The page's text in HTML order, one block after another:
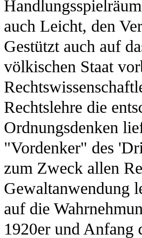
auch Leicht, den
Gestützt auch auf
völkischen Staat
Rechtslehre die
Ordnungsdenken
"Vordenker" des
zum Zweck allen
Gewaltanwendung
auf die
1920er und Anfang